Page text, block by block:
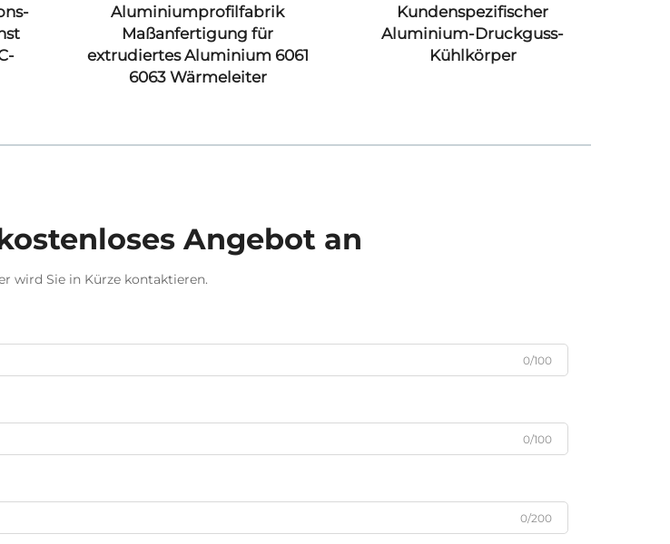
Aluminiumprofilfabrik
Maßanfertigung für
extrudiertes Aluminium 6061
6063 Wärmeleiter
Kundenspezifischer
Aluminium-Druckguss-
Kühlkörper
Angebot an
wird Sie in Kürze kontaktieren.
0/100
0/100
0/200